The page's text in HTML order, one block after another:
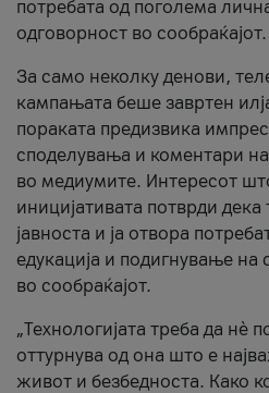
потребата од поголема
одговорност во сообраќајот.
За само неколку денови,
кампањата беше завртен
пораката предизвика
споделувања и коментари
во медиумите. Интересот
иницијативата потврди
јавноста и ја отвора
едукација и подигнување на
во сообраќајот.
„Технологијата треба да нè
оттурнува од она што е
живот и безбедноста. Како